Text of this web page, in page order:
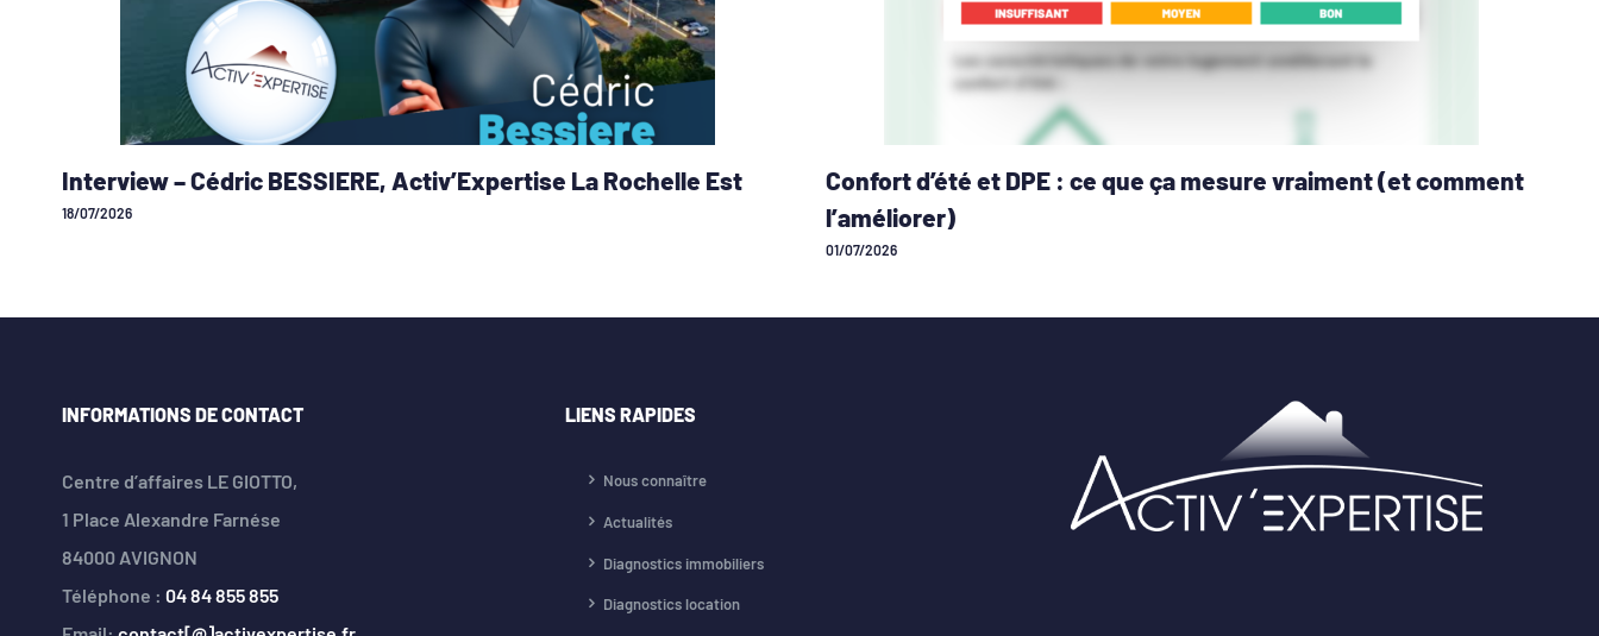
Interview – Cédric BESSIERE, Activ’Expertise La Rochelle Est
18/07/2026
Confort d’été et DPE : ce que ça mesure vraiment (et comment
l’améliorer)
01/07/2026
INFORMATIONS DE CONTACT
Centre d’affaires LE GIOTTO,
1 Place Alexandre Farnése
84000 AVIGNON
Téléphone : 04 84 855 855
LIENS RAPIDES
Nous connaître
Actualités
Diagnostics immobiliers
Diagnostics location